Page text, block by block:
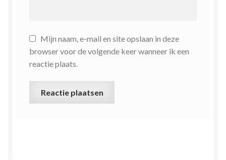
Mijn naam, e-mail en site opslaan in deze
browser voor de volgende keer wanneer ik een
reactie plaats.